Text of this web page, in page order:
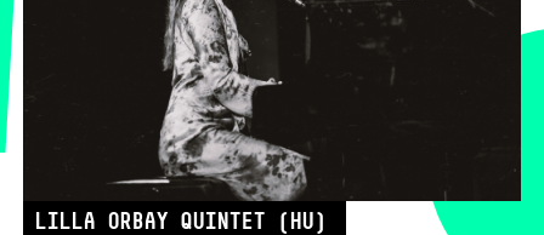
OPUS JAZZ CLUB
TICKET OFFICE
OPENING HOURS
LILLA ORBAY QUINTET (HU)